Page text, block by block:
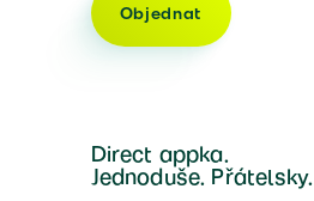
Objednat
Direct appka.
Jednoduše. Přátelsky.